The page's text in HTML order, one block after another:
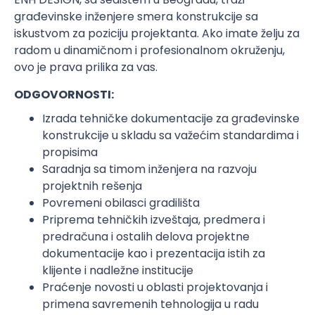
građevinske inženjere smera konstrukcije sa
iskustvom za poziciju projektanta. Ako imate želju za
radom u dinamičnom i profesionalnom okruženju,
ovo je prava prilika za vas.
ODGOVORNOSTI:
Izrada tehničke dokumentacije za građevinske
konstrukcije u skladu sa važećim standardima i
propisima
Saradnja sa timom inženjera na razvoju
projektnih rešenja
Povremeni obilasci gradilišta
Priprema tehničkih izveštaja, predmera i
predračuna i ostalih delova projektne
dokumentacije kao i prezentacija istih za
klijente i nadležne institucije
Praćenje novosti u oblasti projektovanja i
primena savremenih tehnologija u radu